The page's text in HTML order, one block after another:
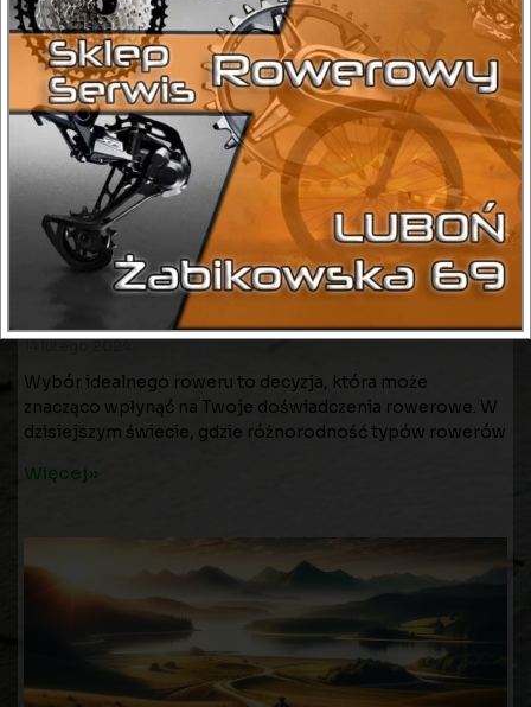
Rower miejski, górski czy szosowy – który
Wybór idealnego roweru to decyzja, która może
znacząco wpłynąć na Twoje doświadczenia rowerowe. W
dzisiejszym świecie, gdzie różnorodność typów rowerów
Więcej»